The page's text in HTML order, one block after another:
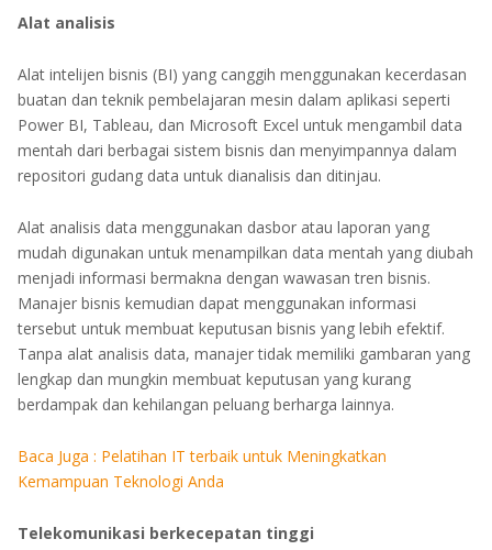
Alat analisis
Alat intelijen bisnis (BI) yang canggih menggunakan kecerdasan
buatan dan teknik pembelajaran mesin dalam aplikasi seperti
Power BI, Tableau, dan Microsoft Excel untuk mengambil data
mentah dari berbagai sistem bisnis dan menyimpannya dalam
repositori gudang data untuk dianalisis dan ditinjau.
Alat analisis data menggunakan dasbor atau laporan yang
mudah digunakan untuk menampilkan data mentah yang diubah
menjadi informasi bermakna dengan wawasan tren bisnis.
Manajer bisnis kemudian dapat menggunakan informasi
tersebut untuk membuat keputusan bisnis yang lebih efektif.
Tanpa alat analisis data, manajer tidak memiliki gambaran yang
lengkap dan mungkin membuat keputusan yang kurang
berdampak dan kehilangan peluang berharga lainnya.
Baca Juga : Pelatihan IT terbaik untuk Meningkatkan
Kemampuan Teknologi Anda
Telekomunikasi berkecepatan tinggi